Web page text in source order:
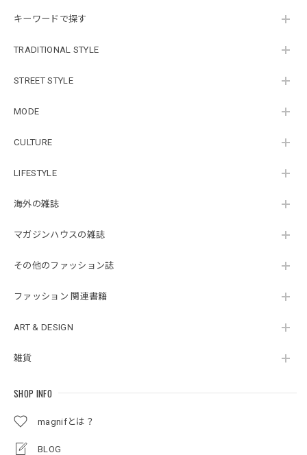
キーワードで探す
TRADITIONAL STYLE
STREET STYLE
MODE
CULTURE
LIFESTYLE
海外の雑誌
マガジンハウスの雑誌
その他のファッション誌
ファッション 関連書籍
ART & DESIGN
雑貨
SHOP INFO
magnifとは？
BLOG